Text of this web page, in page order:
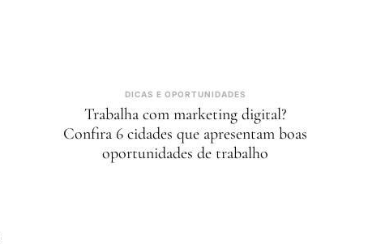
DICAS E OPORTUNIDADES
Trabalha com marketing digital?
Confira 6 cidades que apresentam boas
oportunidades de trabalho